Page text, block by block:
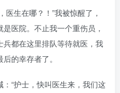
医生在哪？！”我被惊醒了，
医院。不止我一个重伤员，
都在这里排队等待就医，我
的幸存者了。
“护士，快叫医生来，我们这